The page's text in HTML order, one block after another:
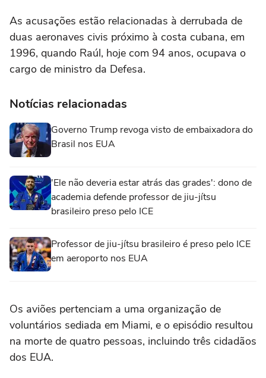
As acusações estão relacionadas à derrubada de
duas aeronaves civis próximo à costa cubana, em
1996, quando Raúl, hoje com 94 anos, ocupava o
cargo de ministro da Defesa.
Notícias relacionadas
Governo Trump revoga visto de embaixadora do
Brasil nos EUA
'Ele não deveria estar atrás das grades': dono de
academia defende professor de jiu-jítsu
brasileiro preso pelo ICE
Professor de jiu-jítsu brasileiro é preso pelo ICE
em aeroporto nos EUA
Os aviões pertenciam a uma organização de
voluntários sediada em Miami, e o episódio resultou
na morte de quatro pessoas, incluindo três cidadãos
dos EUA.